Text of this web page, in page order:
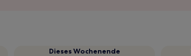
Dieses Wochenende